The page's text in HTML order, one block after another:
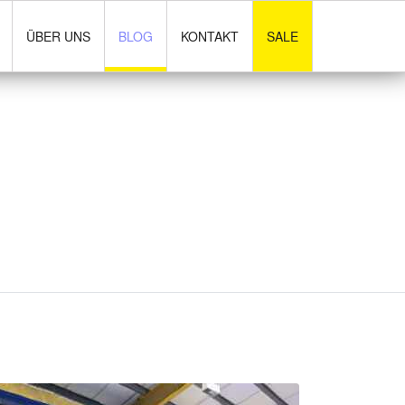
ÜBER UNS BLOG KONTAKT SALE